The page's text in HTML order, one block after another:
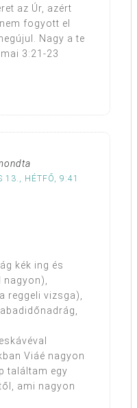
az Úr, azért
fogyott el
Nagy a te
3:21-23
13., HÉTFŐ, 9:41
kék ing és
nagyon),
reggeli vizsga),
Viáé nagyon
találtam egy
ami nagyon